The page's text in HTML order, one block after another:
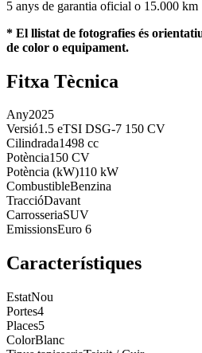
5 anys de garantia oficial o 15.000 km
* El llistat de fotografies és
de color o equipament.
Fitxa Tècnica
Any2025
Versió1.5 eTSI DSG-7 150 CV
Cilindrada1498 cc
Potència150 CV
Potència (kW)110 kW
CombustibleBenzina
TraccióDavant
CarrosseriaSUV
EmissionsEuro 6
Característiques
EstatNou
Portes4
Places5
ColorBlanc